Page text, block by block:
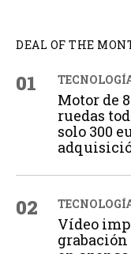
DEAL OF THE
01
Motor de
ruedas
solo 300
02
Vídeo